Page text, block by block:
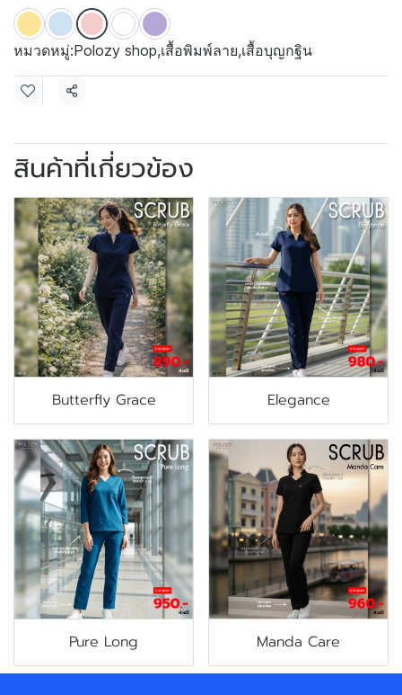
หมวดหมู่:Polozy shop,เสื้อพิมพ์ลาย,เสื้อบุญกฐิน
แชร์
สินค้าที่เกี่ยวข้อง
Butterfly Grace Elegance
Pure Long Manda Care